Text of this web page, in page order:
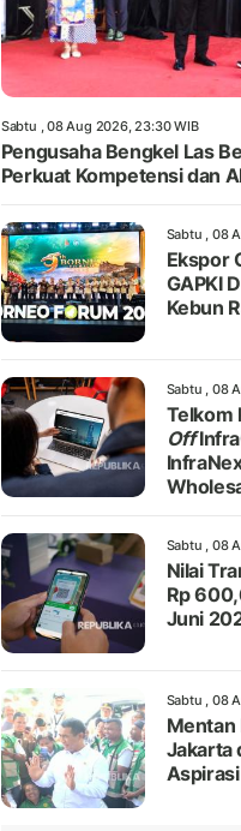
Sabtu , 08 Aug 2026, 23:30 WIB
Pengusaha Bengkel Las
Perkuat Kompetensi dan
Sabtu , 08
Ekspor
GAPKI
Kebun
Sabtu , 08
Telkom
Off
Sabtu , 08
Nilai
Rp
Juni
Sabtu , 08
Mentan
Jakarta